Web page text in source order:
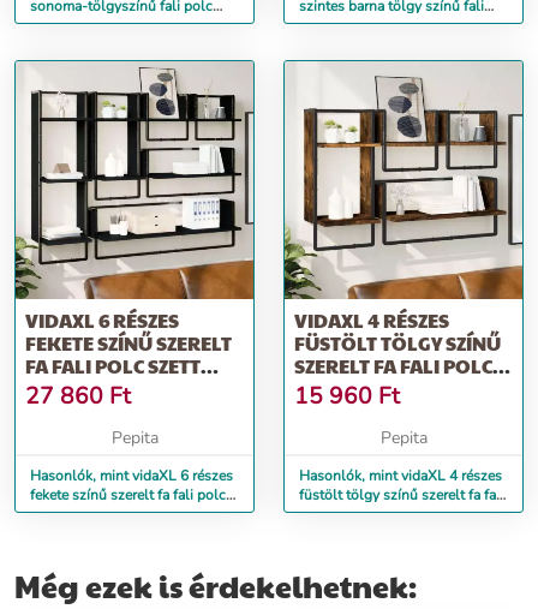
sonoma-tölgyszínű fali polc
rúddal 20 x 25 x 30 cm
szintes barna tölgy színű fali
polc rúddal 30x25x100 cm
VIDAXL 6 RÉSZES
FEKETE SZÍNŰ SZERELT
FA FALI POLC SZETT
RÚDDAL
27 860 Ft
Pepita
Hasonlók, mint vidaXL 6 részes
fekete színű szerelt fa fali polc
szett rúddal
VIDAXL 4 RÉSZES
FÜSTÖLT TÖLGY SZÍNŰ
SZERELT FA FALI POLC
SZETT RÚDDAL
15 960 Ft
Pepita
Hasonlók, mint vidaXL 4 részes
füstölt tölgy színű szerelt fa fali
polc szett rúddal
Még ezek is érdekelhetnek: